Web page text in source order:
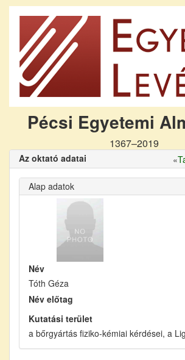
Pécsi Egyetemi
1367–2019
Az oktató adatai «
Alap adatok
Név
Tóth Géza
Név előtag
Kutatási terület
a bőrgyártás fiziko-kémiai kérdései, a